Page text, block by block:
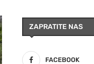
ZAPRATITE NAS
FACEBOOK